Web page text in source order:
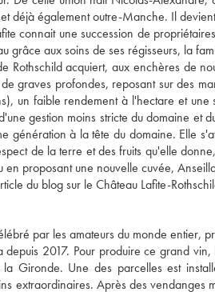
déjà également outre-Manche. Il
connait une succession de
grâce aux soins de ses régisseurs, la
Rothschild acquiert, aux enchères de
graves profondes, reposant sur des
un faible rendement à l'hectare et
gestion moins stricte du domaine et
génération à la tête du domaine. Elle
de la terre et des fruits qu'elle
proposant une nouvelle cuvée,
du blog sur le Château Lafite-
par les amateurs du monde entier,
depuis 2017. Pour produire ce grand
Gironde. Une des parcelles est
extraordinaires. Après des vendanges